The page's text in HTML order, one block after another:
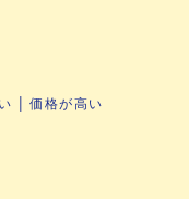
|価格が高い